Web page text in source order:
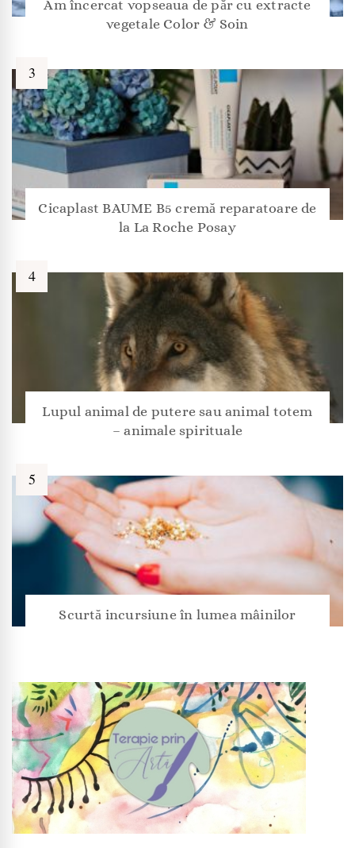
Am încercat vopseaua de păr cu extracte
vegetale Color & Soin
Cicaplast BAUME B5 cremă reparatoare de
la La Roche Posay
Lupul animal de putere sau animal totem
– animale spirituale
Scurtă incursiune în lumea mâinilor